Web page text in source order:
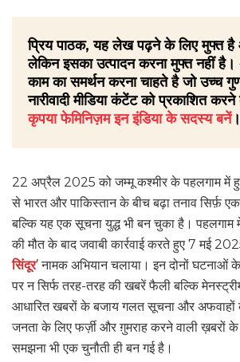
प्रिय पाठक, यह लेख पढ़ने के लिए मुफ्त है
लेकिन इसका उत्पादन करना मुफ्त नहीं
काम का समर्थन करना चाहते है जो उच्च
नारीवादी मीडिया कंटेंट को प्रकाशित
कृपया फेमिनिज़म इन इंडिया के सदस्य बनें
22 अप्रैल 2025 को जम्मू कश्मीर के पहलगाम में
से भारत और पाकिस्तान के बीच बढ़ा तनाव सिर्फ़
बल्कि यह एक सूचना युद्ध भी बन चुका है। पहलगाम
की मौत के बाद जवाबी कार्रवाई करते हुए 7 मई
सिंदूर’ नामक अभियान चलाया। इन दोनों घटनाओं
पर न सिर्फ तरह-तरह की खबरें फैली बल्कि
आधारित खबरों के बजाय गलत सूचना और
जनता के लिए फर्ज़ी और ग़ुमराह करने वाली ख़बरों
समझना भी एक चुनौती ही बन गई है।